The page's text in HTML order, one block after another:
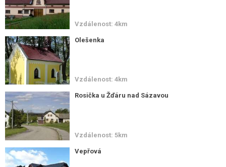
Vzdálenost: 4km
Olešenka
Vzdálenost: 4km
Rosička u Žďáru nad Sázavou
Vzdálenost: 5km
Vepřová